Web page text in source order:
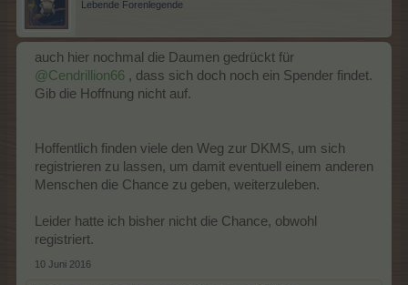
Lebende Forenlegende
auch hier nochmal die Daumen gedrückt für
@Cendrillion66 , dass sich doch noch ein Spender findet.
Gib die Hoffnung nicht auf.
Hoffentlich finden viele den Weg zur DKMS, um sich
registrieren zu lassen, um damit eventuell einem anderen
Menschen die Chance zu geben, weiterzuleben.
Leider hatte ich bisher nicht die Chance, obwohl
registriert.
10 Juni 2016